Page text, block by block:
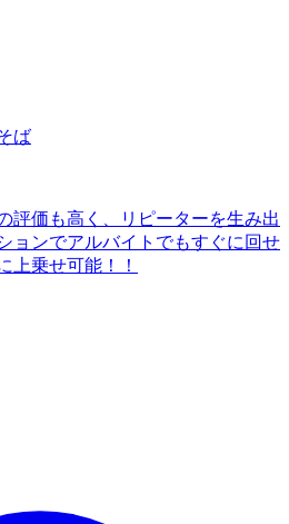
ば
評価も高く、リピーターを生み出
ョンでアルバイトでもすぐに回せ
上乗せ可能！！